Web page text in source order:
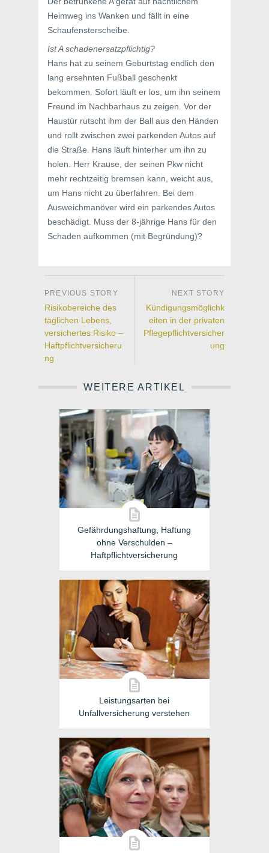
Heimweg ins Wanken und fällt in eine
Schaufensterscheibe.
Ist A schadenersatzpflichtig?
Hans hat zu seinem Geburtstag endlich den
lang ersehnten Fußball geschenkt
bekommen. Sofort läuft er los, um ihn seinem
Freund im Nachbarhaus zu zeigen. Vor der
Haustür rutscht ihm der Ball aus den Händen
und rollt zwischen zwei parkenden Autos auf
die Straße. Hans läuft hinterher um ihn zu
holen. Herr Krause, der seinen Pkw nicht
mehr rechtzeitig bremsen kann, weicht aus,
um Hans nicht zu überfahren. Bei dem
Ausweichmanöver wird ein parkendes Autos
beschädigt. Muss der 8-jährige Hans für den
Schaden aufkommen (mit Begründung)?
Risikobereiche des
täglichen Lebens,
versichertes Risiko –
Haftpflichtversicheru
ng
Kündigungsmöglichk
eiten in der privaten
Pflegepflichtversicher
ung
WEITERE ARTIKEL
Gefährdungshaftung, Haftung
ohne Verschulden –
Haftpflichtversicherung
Leistungsarten bei
Unfallversicherung verstehen